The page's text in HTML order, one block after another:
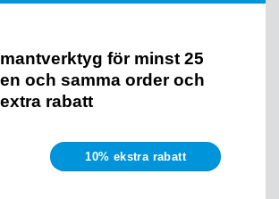
för minst 25
och samma order och
rabatt
10% ekstra rabatt